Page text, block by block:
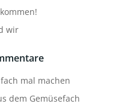
wir
mal machen
dem Gemüsefach